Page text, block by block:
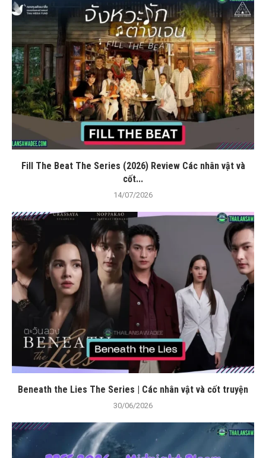
Fill The Beat The Series (2026) Review Các nhân vật và
cốt...
14/07/2026
Beneath the Lies The Series | Các nhân vật và cốt truyện
30/06/2026